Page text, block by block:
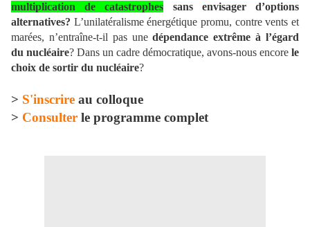
multiplication de catastrophes sans envisager d’options
alternatives? L’unilatéralisme énergétique promu, contre vents et
marées, n’entraîne-t-il pas unedépendance extrême à l’égard
du nucléaire? Dans un cadre démocratique, avons-nous encore le
choix de sortir du nucléaire?
> S'inscrire au colloque
> Consulter le programme complet